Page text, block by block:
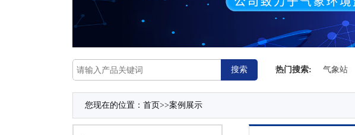
热门搜索: 气象站
您现在的位置： 首页>>案例展示